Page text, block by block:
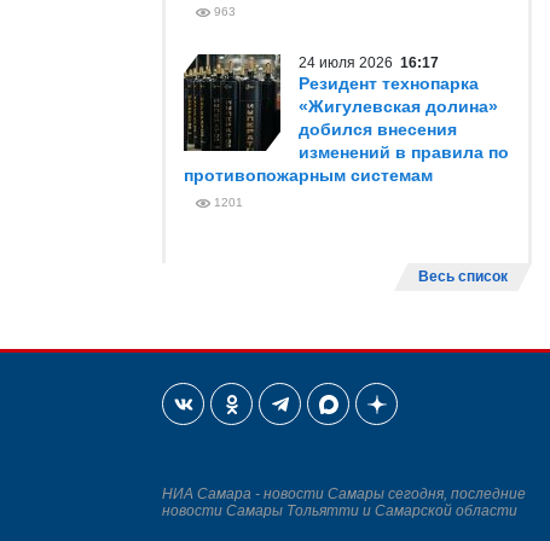
963
24 июля 2026 16:17
Резидент технопарка
«Жигулевская долина»
добился внесения
изменений в правила по
противопожарным системам
1201
Весь список
НИА Самара - новости Самары сегодня, последние
новости Самары Тольятти и Самарской области